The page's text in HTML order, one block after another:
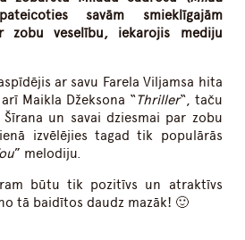
savām smieklīgajām
zobu veselību, iekarojis mediju
ar savu Farela Viljamsa hita
Maikla Džeksona “Thriller“, taču
un savai dziesmai par zobu
izvēlējies tagad tik populārās
” melodiju.
būtu tik pozitīvs un atraktīvs
tā baidītos daudz mazāk! 🙂